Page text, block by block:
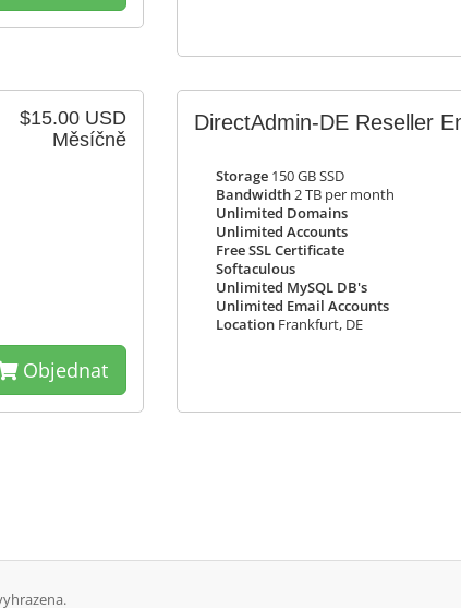
$15.00 USD
Měsíčně
Objednat
DirectAdmin-DE Reseller
Storage 150 GB SSD
Bandwidth2 TB per month
Unlimited Domains
Unlimited Accounts
Free SSL Certificate
Softaculous
Unlimited MySQL DB's
Unlimited Email Accounts
Location Frankfurt, DE